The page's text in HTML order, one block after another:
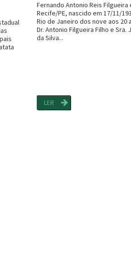
Fernando Antonio Reis Filgueira
Recife/PE, nascido em 17/11/
Rio de Janeiro dos nove aos 20
Dr. Antonio Filgueira Filho e Sra.
da Silva...
LER